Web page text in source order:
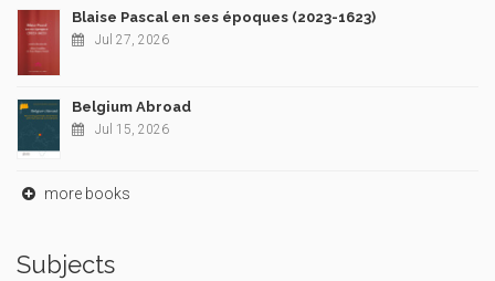
Blaise Pascal en ses époques (2023-1623)
Jul 27, 2026
Belgium Abroad
Jul 15, 2026
more books
Subjects